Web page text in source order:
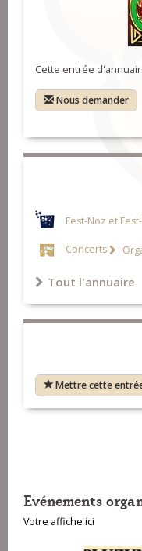
Cette entrée
Nous demander
Fest-Noz et
Concerts
Tout l'annuaire
Mettre cette
Evénements
Votre affiche ici